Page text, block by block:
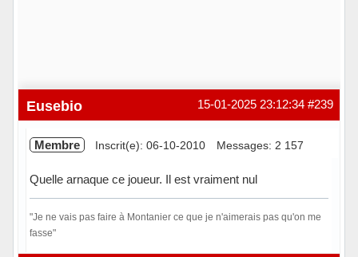
#239
15-01-2025 23:12:34
Eusebio
Membre Inscrit(e): 06-10-2010 Messages: 2 157
Quelle arnaque ce joueur. Il est vraiment nul
"Je ne vais pas faire à Montanier ce que je n'aimerais pas qu'on me
fasse"